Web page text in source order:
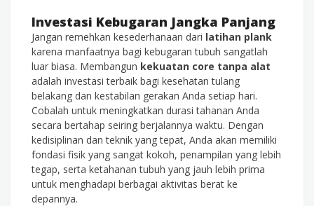
Investasi Kebugaran Jangka Panjang
Jangan remehkan kesederhanaan dari latihan plank
karena manfaatnya bagi kebugaran tubuh sangatlah
luar biasa. Membangun kekuatan core tanpa alat
adalah investasi terbaik bagi kesehatan tulang
belakang dan kestabilan gerakan Anda setiap hari.
Cobalah untuk meningkatkan durasi tahanan Anda
secara bertahap seiring berjalannya waktu. Dengan
kedisiplinan dan teknik yang tepat, Anda akan memiliki
fondasi fisik yang sangat kokoh, penampilan yang lebih
tegap, serta ketahanan tubuh yang jauh lebih prima
untuk menghadapi berbagai aktivitas berat ke
depannya.